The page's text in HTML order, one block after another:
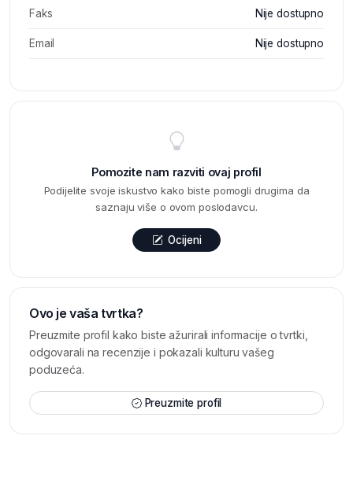
Faks Nije dostupno
Email Nije dostupno
Pomozite nam razviti ovaj profil
Podijelite svoje iskustvo kako biste pomogli drugima da
saznaju više o ovom poslodavcu.
Ocijeni
Ovo je vaša tvrtka?
Preuzmite profil kako biste ažurirali informacije o tvrtki,
odgovarali na recenzije i pokazali kulturu vašeg
poduzeća.
Preuzmite profil